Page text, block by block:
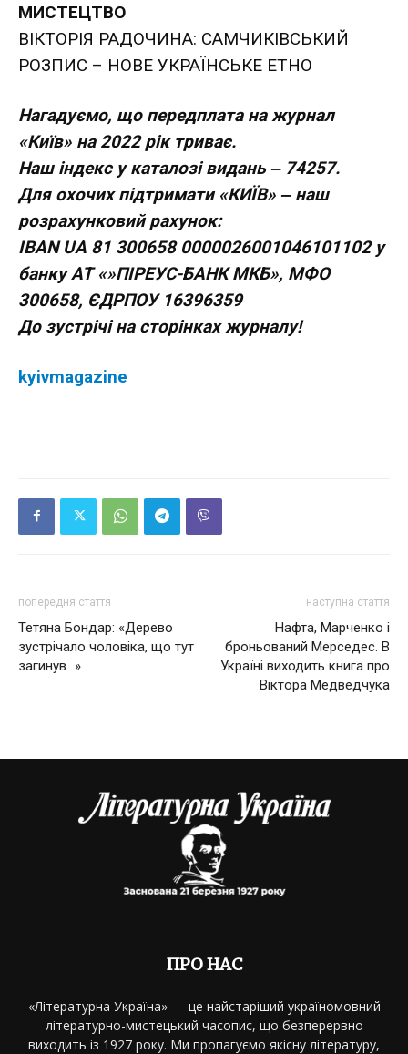
МИСТЕЦТВО
ВІКТОРІЯ РАДОЧИНА: САМЧИКІВСЬКИЙ
РОЗПИС – НОВЕ УКРАЇНСЬКЕ ЕТНО
Нагадуємо, що передплата на журнал
«Київ» на 2022 рік триває.
Наш індекс у каталозі видань ‒ 74257.
Для охочих підтримати «КИЇВ» ‒ наш
розрахунковий рахунок:
IBAN UA 81 300658 0000026001046101102 у
банку АТ «»ПІРЕУС-БАНК МКБ», МФО
300658, ЄДРПОУ 16396359
До зустрічі на сторінках журналу!
kyivmagazine
попередня стаття
Тетяна Бондар: «Дерево
зустрічало чоловіка, що тут
загинув…»
наступна стаття
Нафта, Марченко і
броньований Мерседес. В
Україні виходить книга про
Віктора Медведчука
ПРО НАС
«Літературна Україна» — це найстаріший україномовний
літературно-мистецький часопис, що безперервно
виходить із 1927 року. Ми пропагуємо якісну літературу,